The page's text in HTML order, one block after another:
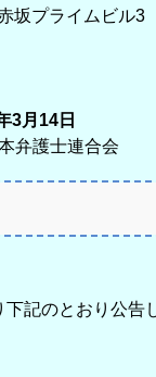
坂プライムビル3
3月14日
士連合会
記のとおり公告